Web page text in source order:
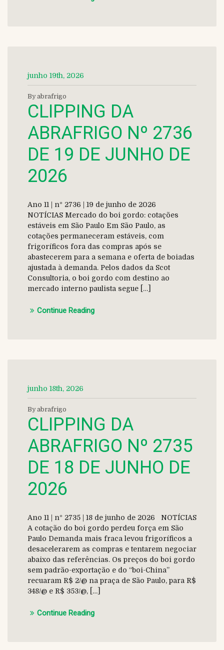
junho 19th, 2026
By abrafrigo
CLIPPING DA
ABRAFRIGO Nº 2736
DE 19 DE JUNHO DE
2026
Ano 11 | nº 2736 | 19 de junho de 2026
NOTÍCIAS Mercado do boi gordo: cotações
estáveis em São Paulo Em São Paulo, as
cotações permaneceram estáveis, com
frigoríficos fora das compras após se
abastecerem para a semana e oferta de boiadas
ajustada à demanda. Pelos dados da Scot
Consultoria, o boi gordo com destino ao
mercado interno paulista segue […]
Continue Reading
junho 18th, 2026
By abrafrigo
CLIPPING DA
ABRAFRIGO Nº 2735
DE 18 DE JUNHO DE
2026
Ano 11 | nº 2735 | 18 de junho de 2026 NOTÍCIAS
A cotação do boi gordo perdeu força em São
Paulo Demanda mais fraca levou frigoríficos a
desacelerarem as compras e tentarem negociar
abaixo das referências. Os preços do boi gordo
sem padrão-exportação e do “boi-China”
recuaram R$ 2/@ na praça de São Paulo, para R$
348/@ e R$ 353/@, […]
Continue Reading